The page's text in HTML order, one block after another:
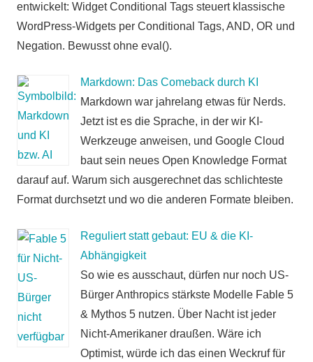
entwickelt: Widget Conditional Tags steuert klassische
WordPress-Widgets per Conditional Tags, AND, OR und
Negation. Bewusst ohne eval().
Markdown: Das Comeback durch KI
Markdown war jahrelang etwas für Nerds.
Jetzt ist es die Sprache, in der wir KI-
Werkzeuge anweisen, und Google Cloud
baut sein neues Open Knowledge Format
darauf auf. Warum sich ausgerechnet das schlichteste
Format durchsetzt und wo die anderen Formate bleiben.
Reguliert statt gebaut: EU & die KI-
Abhängigkeit
So wie es ausschaut, dürfen nur noch US-
Bürger Anthropics stärkste Modelle Fable 5
& Mythos 5 nutzen. Über Nacht ist jeder
Nicht-Amerikaner draußen. Wäre ich
Optimist, würde ich das einen Weckruf für